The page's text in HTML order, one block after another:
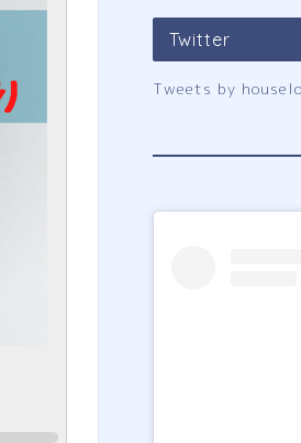
Twitter
Tweets by